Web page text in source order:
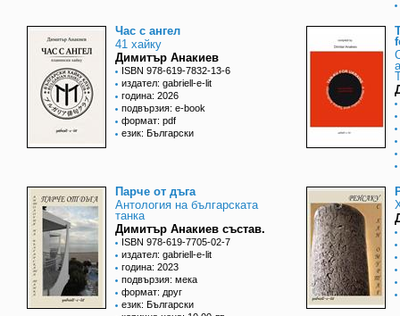
Час с ангел
41 хайку
Димитър Анакиев
ISBN 978-619-7832-13-6
издател: gabriell-e-lit
година: 2026
подвързия: e-book
формат: pdf
език: Български
Парче от дъга
Антология на българската
танка
Димитър Анакиев състав.
ISBN 978-619-7705-02-7
издател: gabriell-e-lit
година: 2023
подвързия: мека
формат: друг
език: Български